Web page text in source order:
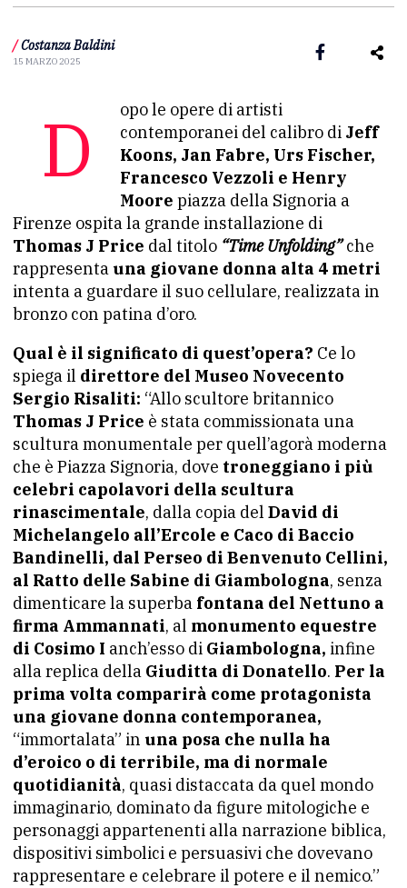
/ Costanza Baldini
15 MARZO 2025
Dopo le opere di artisti contemporanei del calibro di Jeff
Koons, Jan Fabre, Urs Fischer,
Francesco Vezzoli e Henry
Moore piazza della Signoria a
Firenze ospita la grande installazione di
Thomas J Price dal titolo “Time Unfolding”che
rappresenta una giovane donna alta 4 metri
intenta a guardare il suo cellulare, realizzata in
bronzo con patina d’oro.
Qual è il significato di quest’opera? Ce lo
spiega il direttore del Museo Novecento
Sergio Risaliti: “Allo scultore britannico
Thomas J Price è stata commissionata una
scultura monumentale per quell’agorà moderna
che è Piazza Signoria, dove troneggiano i più
celebri capolavori della scultura
rinascimentale, dalla copia del David di
Michelangelo all’Ercole e Caco di Baccio
Bandinelli, dal Perseo di Benvenuto Cellini,
al Ratto delle Sabine di Giambologna, senza
dimenticare la superba fontana del Nettuno a
firma Ammannati, al monumento equestre
di Cosimo I anch’esso di Giambologna, infine
alla replica della Giuditta di Donatello. Per la
prima volta comparirà come protagonista
una giovane donna contemporanea,
“immortalata” in una posa che nulla ha
d’eroico o di terribile, ma di normale
quotidianità, quasi distaccata da quel mondo
immaginario, dominato da figure mitologiche e
personaggi appartenenti alla narrazione biblica,
dispositivi simbolici e persuasivi che dovevano
rappresentare e celebrare il potere e il nemico.”